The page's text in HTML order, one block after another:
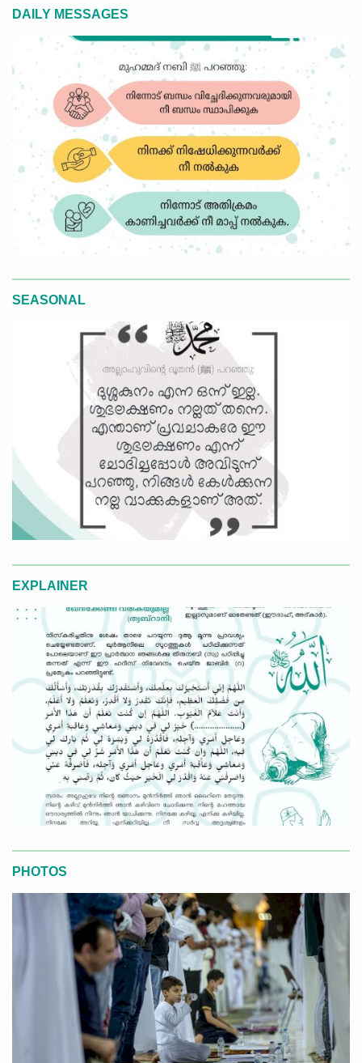
DAILY MESSAGES
SEASONAL
EXPLAINER
PHOTOS